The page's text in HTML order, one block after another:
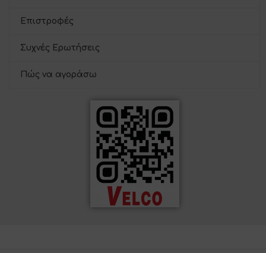
Επιστροφές
Συχνές Ερωτήσεις
Πώς να αγοράσω